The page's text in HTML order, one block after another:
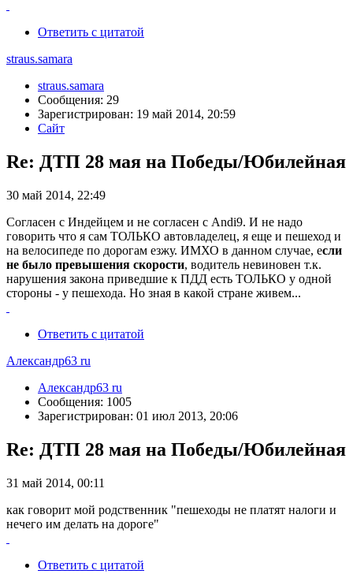
Ответить с цитатой
straus.samara
straus.samara
Сообщения: 29
Зарегистрирован: 19 май 2014, 20:59
Сайт
Re: ДТП 28 мая на Победы/Юбилейная
30 май 2014, 22:49
Согласен с Индейцем и не согласен с Andi9. И не надо
говорить что я сам ТОЛЬКО автовладелец, я еще и пешеход и
на велосипеде по дорогам езжу. ИМХО в данном случае, если
не было превышения скорости, водитель невиновен т.к.
нарушения закона приведшие к ПДД есть ТОЛЬКО у одной
стороны - у пешехода. Но зная в какой стране живем...
Ответить с цитатой
Александр63 ru
Александр63 ru
Сообщения: 1005
Зарегистрирован: 01 июл 2013, 20:06
Re: ДТП 28 мая на Победы/Юбилейная
31 май 2014, 00:11
как говорит мой родственник "пешеходы не платят налоги и
нечего им делать на дороге"
Ответить с цитатой